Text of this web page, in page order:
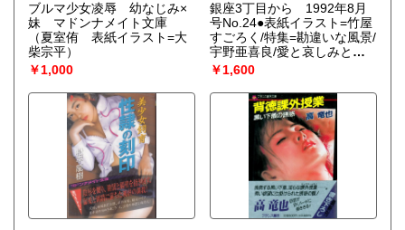
ブルマ少女凌辱 幼なじみ×
妹 マドンナメイト文庫
（夏室侑 表紙イラスト=大
柴宗平）
￥1,000
銀座3丁目から 1992年8月
号No.24●表紙イラスト=竹屋
すごろく/特集=勘違いな風景/
宇野亜喜良/愛と哀しみと追
憶のテリーヌ」西家ヒバリ/
「マカッサル物語」西木正
明/室井滋/石川三千花/原田宗
典/高杉弾/他
￥1,600